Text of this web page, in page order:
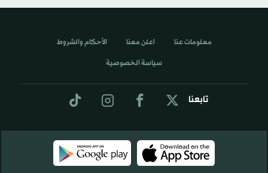
تابعنا
معلومات عنا اعلن معنا الأحكام والشروط
سياسة الخصوصية